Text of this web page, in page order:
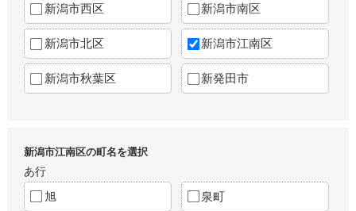
新潟市西区 新潟市南区
新潟市北区 新潟市江南区
新潟市秋葉区 新発田市
新潟市江南区の町名を選択
あ行
旭 泉町